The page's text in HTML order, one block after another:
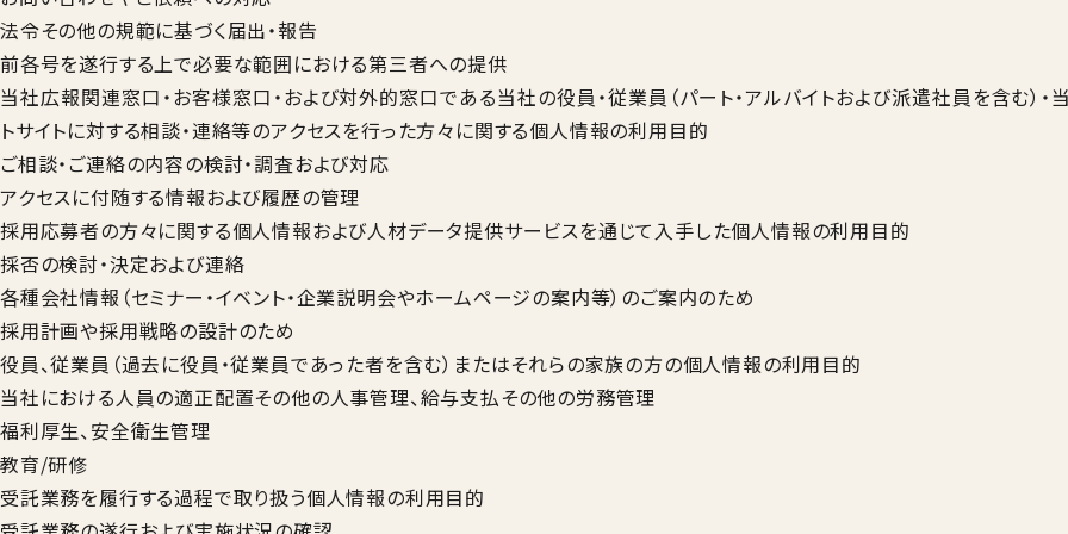
法令その他の規範に基づく届出・報告
前各号を遂行する上で必要な範囲における第三者への提供
当社広報関連窓口・お客様窓口・および対外的窓口である当社の役員・従業員（パート・アルバイトおよび派遣社員を含む）・
トサイトに対する相談・連絡等のアクセスを行った方々に関する個人情報の利用目的
ご相談・ご連絡の内容の検討・調査および対応
アクセスに付随する情報および履歴の管理
採用応募者の方々に関する個人情報および人材データ提供サービスを通じて入手した個人情報の利用目的
採否の検討・決定および連絡
各種会社情報（セミナー・イベント・企業説明会やホームページの案内等）のご案内のため
採用計画や採用戦略の設計のため
役員、従業員（過去に役員・従業員であった者を含む）またはそれらの家族の方の個人情報の利用目的
当社における人員の適正配置その他の人事管理、給与支払その他の労務管理
福利厚生、安全衛生管理
教育/研修
受託業務を履行する過程で取り扱う個人情報の利用目的